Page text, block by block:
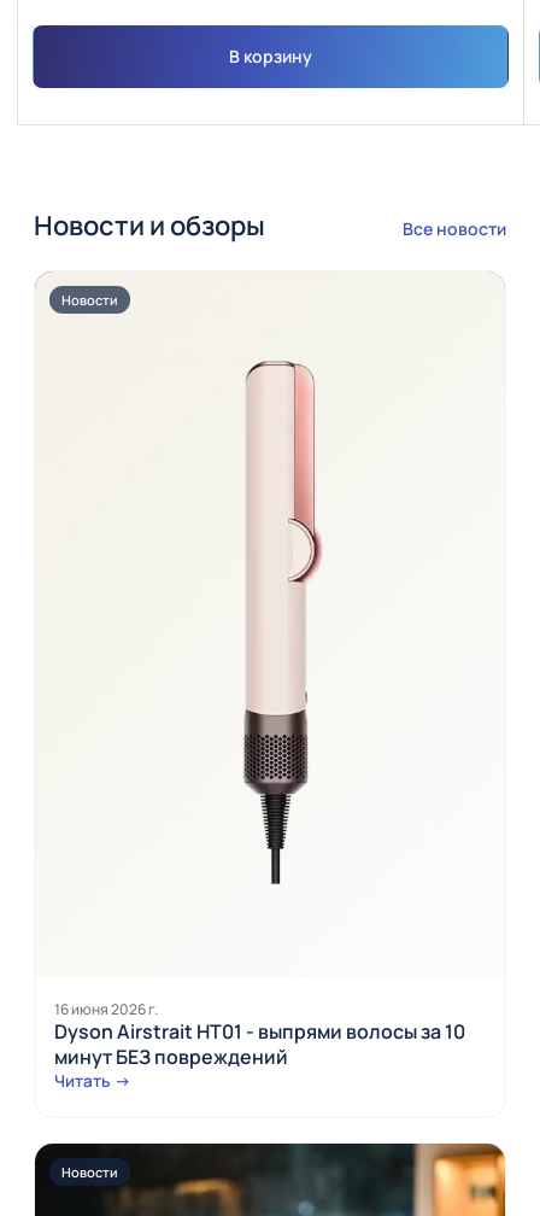
В корзину
Новости и обзоры Все новости
Новости
16 июня 2026 г.
Dyson Airstrait HT01 - выпрями волосы за 10
минут БЕЗ повреждений
Читать →
Новости